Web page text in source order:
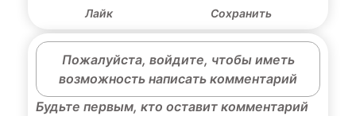
Лайк Сохранить
Пожалуйста, войдите, чтобы иметь
возможность написать комментарий
Будьте первым, кто оставит комментарий